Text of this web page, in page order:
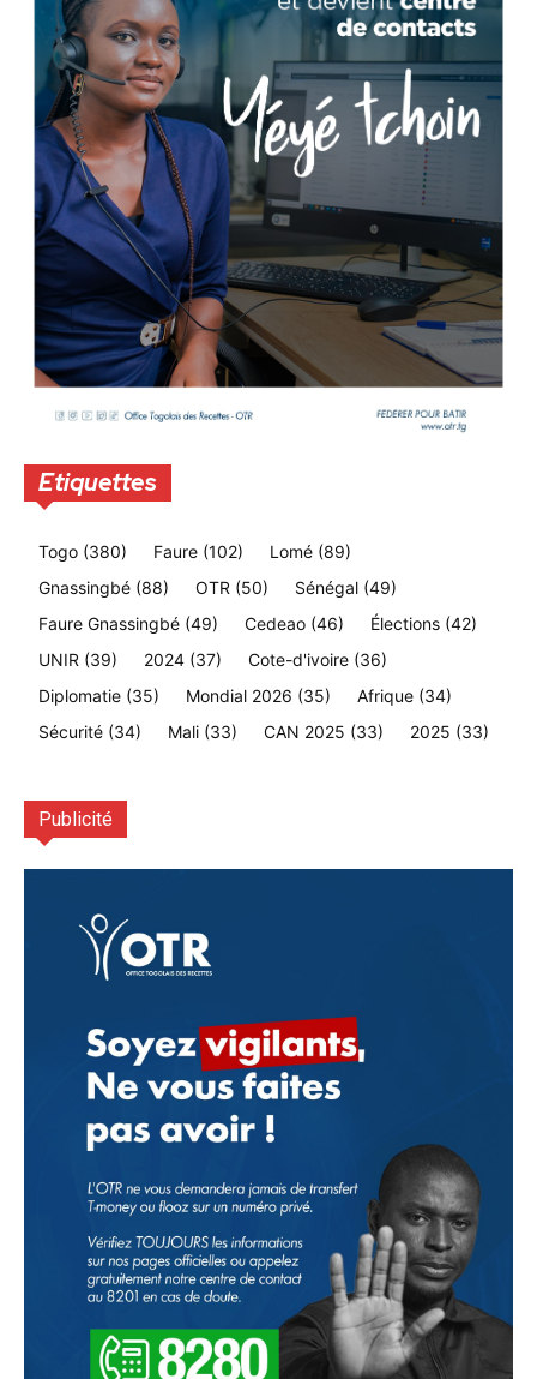
Etiquettes
Togo (380) Faure (102) Lomé (89)
Gnassingbé (88) OTR (50) Sénégal (49)
Faure Gnassingbé (49) Cedeao (46) Élections (42)
UNIR (39) 2024 (37) Cote-d'ivoire (36)
Diplomatie (35) Mondial 2026 (35) Afrique (34)
Sécurité (34) Mali (33) CAN 2025 (33) 2025 (33)
Publicité